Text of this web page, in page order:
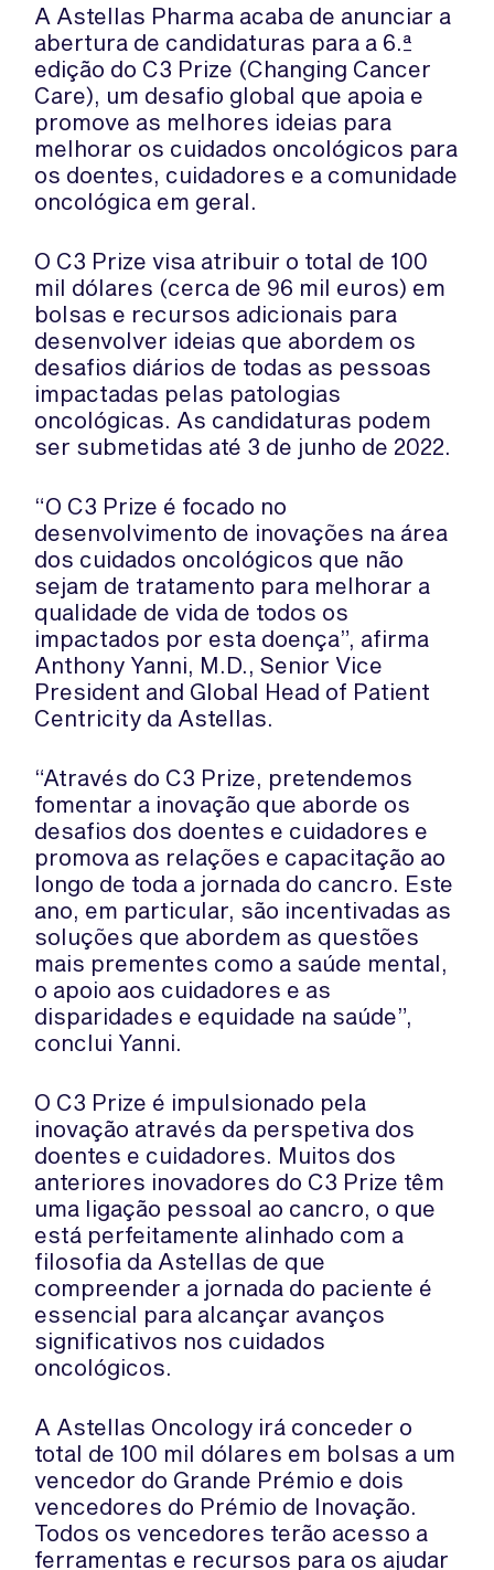
A Astellas Pharma acaba de anunciar a
abertura de candidaturas para a 6.ª
edição do C3 Prize (Changing Cancer
Care), um desafio global que apoia e
promove as melhores ideias para
melhorar os cuidados oncológicos para
os doentes, cuidadores e a comunidade
oncológica em geral.
O C3 Prize visa atribuir o total de 100
mil dólares (cerca de 96 mil euros) em
bolsas e recursos adicionais para
desenvolver ideias que abordem os
desafios diários de todas as pessoas
impactadas pelas patologias
oncológicas. As candidaturas podem
ser submetidas até 3 de junho de 2022.
“O C3 Prize é focado no
desenvolvimento de inovações na área
dos cuidados oncológicos que não
sejam de tratamento para melhorar a
qualidade de vida de todos os
impactados por esta doença”, afirma
Anthony Yanni, M.D., Senior Vice
President and Global Head of Patient
Centricity da Astellas.
“Através do C3 Prize, pretendemos
fomentar a inovação que aborde os
desafios dos doentes e cuidadores e
promova as relações e capacitação ao
longo de toda a jornada do cancro. Este
ano, em particular, são incentivadas as
soluções que abordem as questões
mais prementes como a saúde mental,
o apoio aos cuidadores e as
disparidades e equidade na saúde”,
conclui Yanni.
O C3 Prize é impulsionado pela
inovação através da perspetiva dos
doentes e cuidadores. Muitos dos
anteriores inovadores do C3 Prize têm
uma ligação pessoal ao cancro, o que
está perfeitamente alinhado com a
filosofia da Astellas de que
compreender a jornada do paciente é
essencial para alcançar avanços
significativos nos cuidados
oncológicos.
A Astellas Oncology irá conceder o
total de 100 mil dólares em bolsas a um
vencedor do Grande Prémio e dois
vencedores do Prémio de Inovação.
Todos os vencedores terão acesso a
ferramentas e recursos para os ajudar